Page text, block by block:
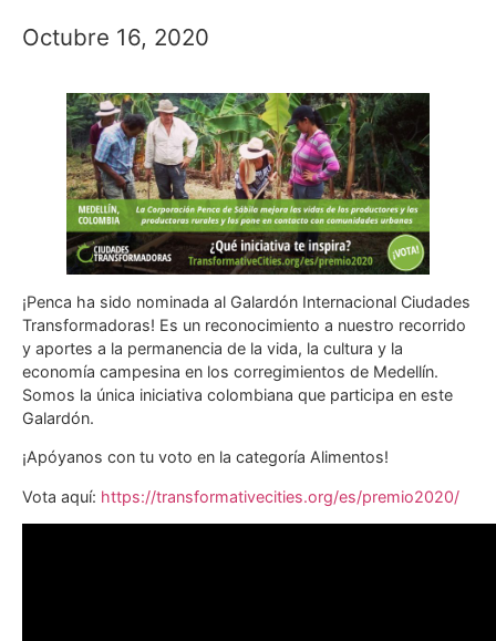
Octubre 16, 2020
¡Penca ha sido nominada al Galardón Internacional Ciudades
Transformadoras! Es un reconocimiento a nuestro recorrido
y aportes a la permanencia de la vida, la cultura y la
economía campesina en los corregimientos de Medellín.
Somos la única iniciativa colombiana que participa en este
Galardón.
¡Apóyanos con tu voto en la categoría Alimentos!
Vota aquí: https://transformativecities.org/es/premio2020/